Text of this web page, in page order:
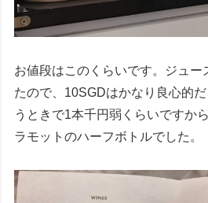
お値段はこのくらいです。ジュー
たので、10SGDはかなり良心的
うときで1本千円弱くらいですか
ラモットのハーフボトルでした。